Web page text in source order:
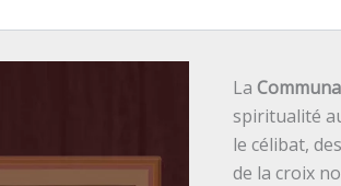
La
spiritualité
le célibat,
de la croix